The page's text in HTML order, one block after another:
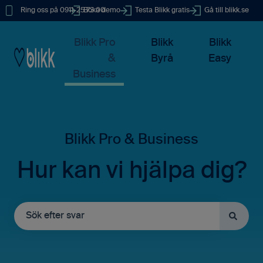
Ring oss på 0911-25 73 00
Boka demo Testa Blikk gratis Gå till blikk.se
Blikk Pro
&
Business
Blikk
Byrå
Blikk
Easy
Hur kan vi hjälpa dig?